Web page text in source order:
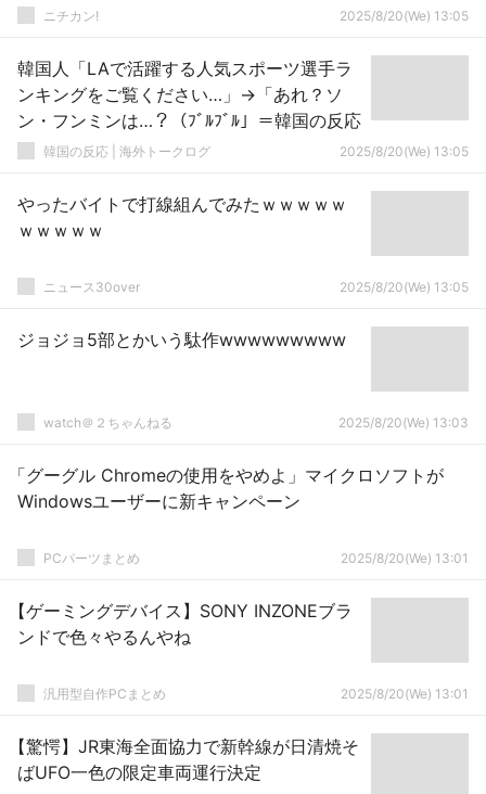
ニチカン! 2025/8/20(We) 13:05
韓国人「LAで活躍する人気スポーツ選手ラ
ンキングをご覧ください…」→「あれ？ソ
ン・フンミンは…？（ﾌﾞﾙﾌﾞﾙ」＝韓国の反応
韓国の反応 | 海外トークログ 2025/8/20(We) 13:05
やったバイトで打線組んでみたｗｗｗｗｗ
ｗｗｗｗｗ
ニュース30over 2025/8/20(We) 13:05
ジョジョ5部とかいう駄作wwwwwwwww
watch＠２ちゃんねる 2025/8/20(We) 13:03
「グーグル Chromeの使用をやめよ」マイクロソフトが
Windowsユーザーに新キャンペーン
PCパーツまとめ 2025/8/20(We) 13:01
【ゲーミングデバイス】SONY INZONEブラ
ンドで色々やるんやね
汎用型自作PCまとめ 2025/8/20(We) 13:01
【驚愕】JR東海全面協力で新幹線が日清焼そ
ばUFO一色の限定車両運行決定